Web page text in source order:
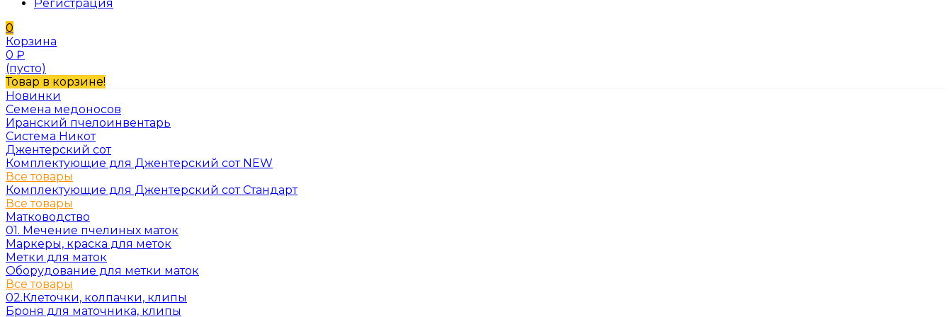
Регистрация
0
Корзина
0 ₽
(пусто)
Товар в корзине!
Новинки
Семена медоносов
Иранский пчелоинвентарь
Система Никот
Джентерский сот
Комплектующие для Джентерский сот NEW
Все товары
Комплектующие для Джентерский сот Стандарт
Все товары
Матководство
01. Мечение пчелиных маток
Маркеры, краска для меток
Метки для маток
Оборудование для метки маток
Все товары
02.Клеточки, колпачки, клипы
Броня для маточника, клипы